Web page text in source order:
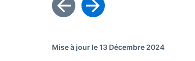
Mise à jour le 13 Décembre 2024